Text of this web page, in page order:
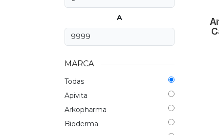
A
MARCA
Todas
Apivita
Arkopharma
Bioderma